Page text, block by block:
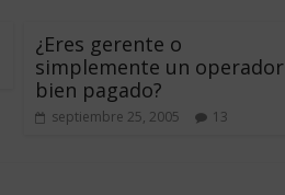
¿Eres gerente o
simplemente un operador
bien pagado?
septiembre 25, 2005 13